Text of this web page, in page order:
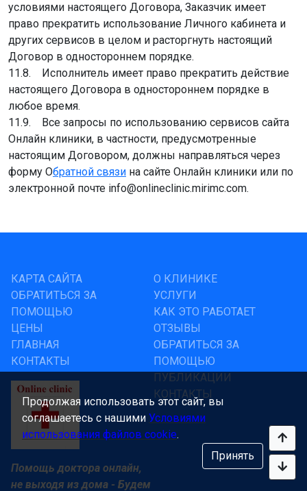
условиями настоящего Договора, Заказчик имеет
право прекратить использование Личного кабинета и
других сервисов в целом и расторгнуть настоящий
Договор в одностороннем порядке.
11.8. Исполнитель имеет право прекратить действие
настоящего Договора в одностороннем порядке в
любое время.
11.9. Все запросы по использованию сервисов сайта
Онлайн клиники, в частности, предусмотренные
настоящим Договором, должны направляться через
форму Обратной связи на сайте Онлайн клиники или по
электронной почте info@onlineclinic.mirimc.com.
КАРТА САЙТА
ОБРАТИТЬСЯ ЗА
ПОМОЩЬЮ
ЦЕНЫ
ГЛАВНАЯ
КОНТАКТЫ
Помощь доктора онлайн,
не выходя из дома - Будем
О КЛИНИКЕ
УСЛУГИ
КАК ЭТО РАБОТАЕТ
ОТЗЫВЫ
ОБРАТИТЬСЯ ЗА
ПОМОЩЬЮ
ПУБЛИКАЦИИ
КОНТАКТЫ
Продолжая использовать этот сайт, вы
соглашаетесь с нашими Условиями
использования файлов cookie.
Принять